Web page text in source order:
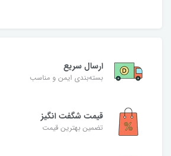
ارسال سریع
بسته‌بندی ایمن و مناسب
قیمت شگفت‌ انگیز
تضمین بهترین قیمت